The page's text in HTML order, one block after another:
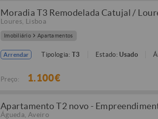
Moradia T3 Remodelada Catujal /
Loures Lisboa
Imobiliário Apartamentos
Arrendar Tipologia:T3 Estado: Usado
Preço: 1.100€
Apartamento T2 novo -
Águeda Aveiro